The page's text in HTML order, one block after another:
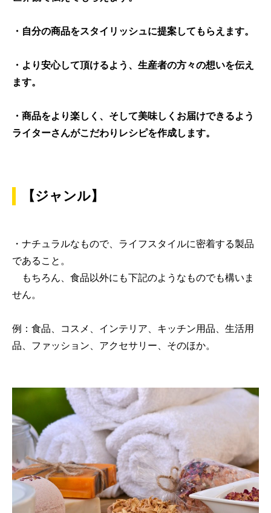
・自分の商品をスタイリッシュに提案してもらえます。
・より安心して頂けるよう、生産者の方々の想いを伝え
ます。
・商品をより楽しく、そして美味しくお届けできるよう
ライターさんがこだわりレシピを作成します。
【ジャンル】
・ナチュラルなもので、ライフスタイルに密着する製品
であること。
もちろん、食品以外にも下記のようなものでも構いま
せん。
例：食品、コスメ、インテリア、キッチン用品、生活用
品、ファッション、アクセサリー、そのほか。